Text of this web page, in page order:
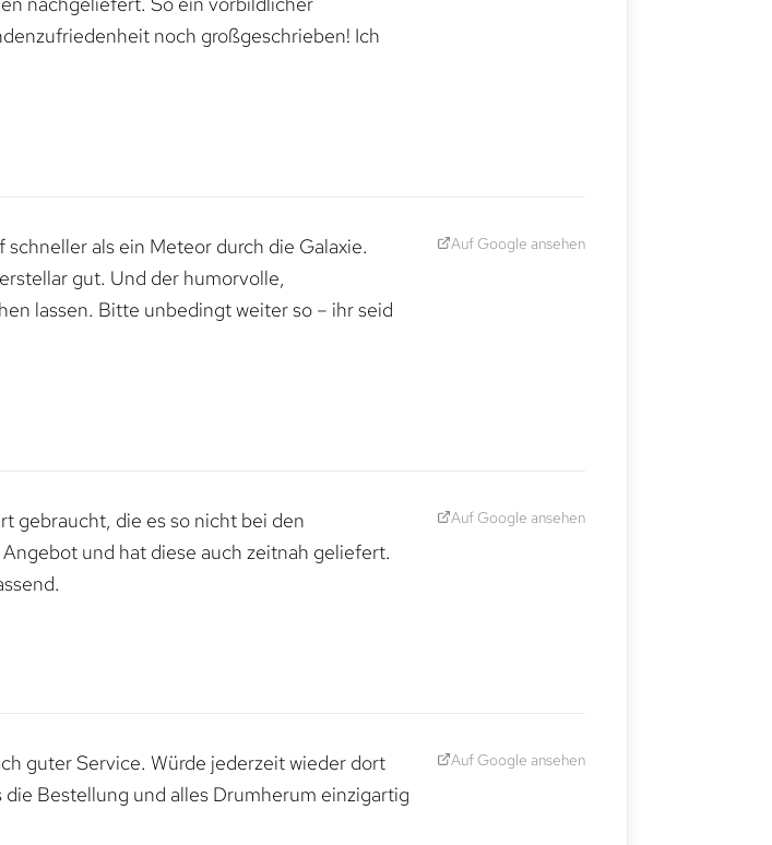
noch großgeschrieben! Ich
als ein Meteor durch die Galaxie.
gut. Und der humorvolle,
lassen. Bitte unbedingt weiter so – ihr seid
Auf Google ansehen
gebraucht, die es so nicht bei den
und hat diese auch zeitnah geliefert.
Auf Google ansehen
guter Service. Würde jederzeit wieder dort
Bestellung und alles Drumherum einzigartig
Auf Google ansehen